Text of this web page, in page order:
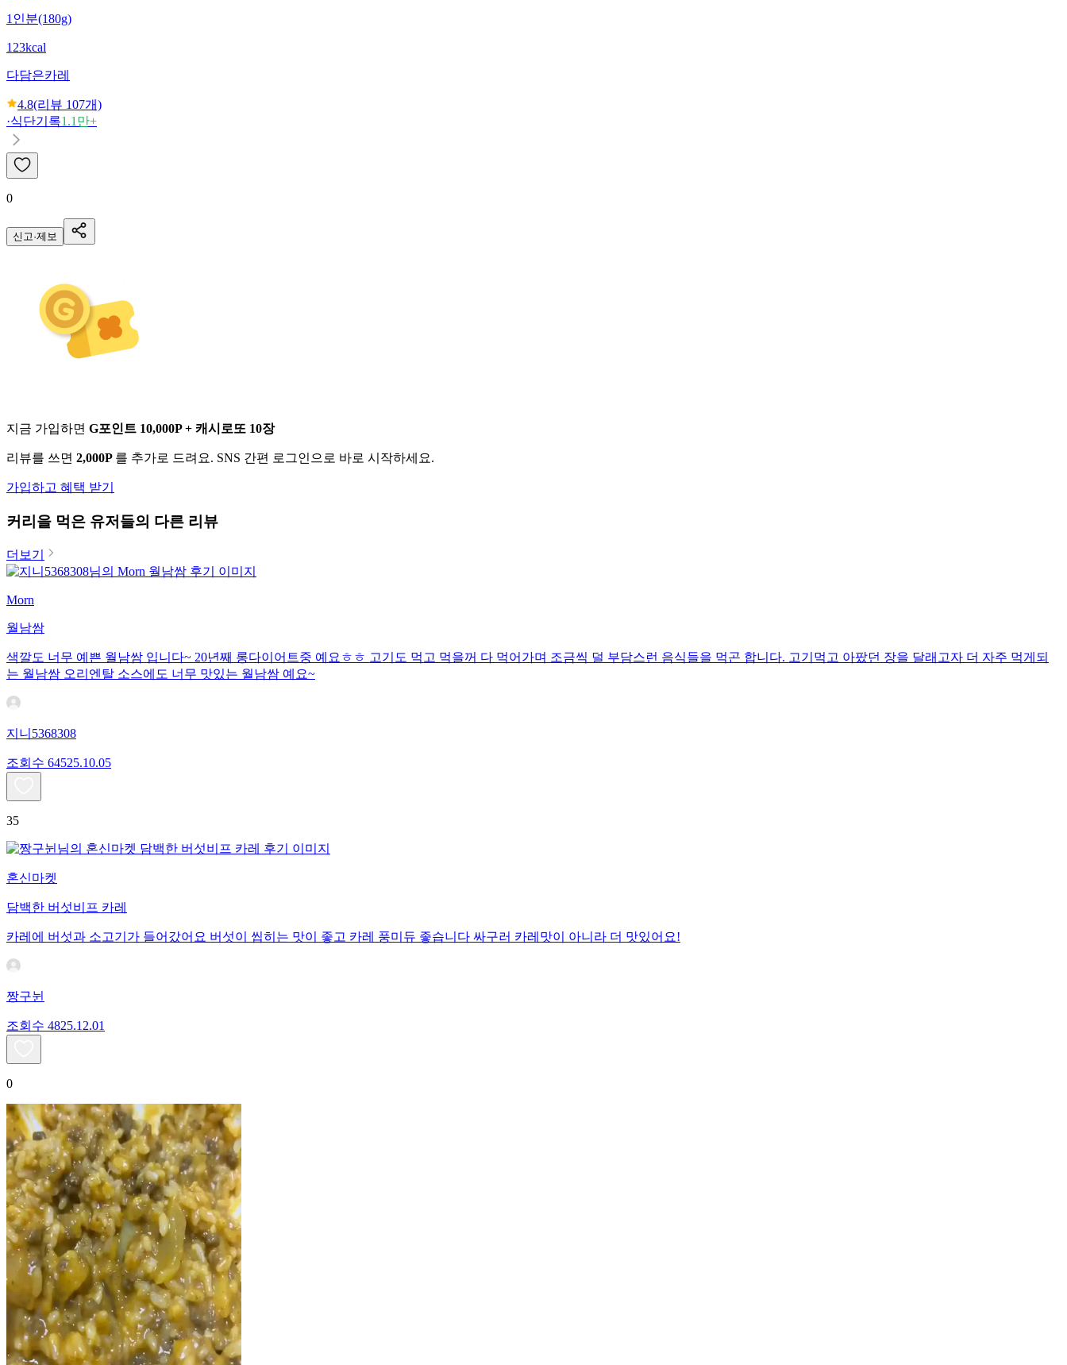
1인분(180g)
123kcal
다담은카레
4.8(리뷰 107개)
·식단기록1.1만+
0
신고·제보
지금 가입하면 G포인트 10,000P + 캐시로또 10장
리뷰를 쓰면 2,000P 를 추가로 드려요. SNS 간편 로그인으로 바로 시작하세요.
가입하고 혜택 받기
커리 을 먹은 유저들의 다른 리뷰
더보기
Morn
월남쌈
색깔도 너무 예쁜 월남쌈 입니다~ 20년째 롱다이어트중 예요ㅎㅎ 고기도 먹고 먹을꺼 다 먹어가며 조금씩 덜 부담스런 음식들을 먹곤 합니다. 고기먹고 아팠던 장을 달래고자 더 자주 먹게되
는 월남쌈 오리엔탈 소스에도 너무 맛있는 월남쌈 예요~
지니5368308
조회수 64525.10.05
35
혼신마켓
담백한 버섯비프 카레
카레에 버섯과 소고기가 들어갔어요 버섯이 씹히는 맛이 좋고 카레 풍미듀 좋습니다 싸구러 카레맛이 아니라 더 맛있어요!
짱구뉜
조회수 4825.12.01
0